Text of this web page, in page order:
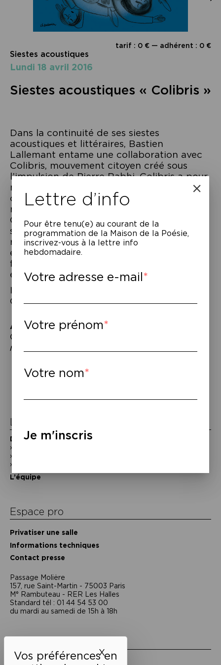
XMasquer le bandeau des
tarif : 0 € — adhérent : 0 €
Siestes acoustiques
lundi 18 avril 2016
Siestes acoustiques « Colibris »
Dans la continuité de ses siestes
acoustiques et littéraires, Bastien
Lallemant entame une collaboration avec
Colibris, mouvement citoyen créé sous
l’impulsion de Pierre Rabhi. Colibris a pour
mission d’inspirer, relier et soutenir les
citoyens qui font le choix d’engager un
mode de vie plus écologique et solidaire .
Colibris est représenté aujourd’hui l’un de
ses cofondateurs, Cyril Dion. Ecrivain,
réalisateur, poète et activiste, Cyril Dion a
écrit et co-réalisé avec Mélanie Laurent le
film “Demain” et publié deux livres
éponymes aux éditions Actes Sud.
Installation-projection super8 par l’artiste
Olivier Lubeck.
À lire–
Cyril Dion,
marche,
Navigation
de
l’article
La Maison de la Poésie
Découvrir
L’équipe
Espace pro
Privatiser une salle
Informations techniques
Contact presse
Passage Moliėre
157, rue Saint-Martin - 75003 Paris
M° Rambuteau - RER Les Halles
Standard tél : 01 44 54 53 00
du mardi au samedi de 15h à 18h
Mentions légales
Lettre d’info
Pour être tenu(e) au courant de la
programmation de la Maison de la Poésie,
inscrivez-vous à la lettre info
hebdomadaire.
Votre adresse e-mail
Votre prénom
Votre nom
Je m'inscris